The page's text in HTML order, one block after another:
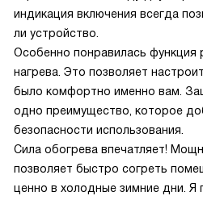
индикация включения всегда
ли устройство.
Особенно понравилась функция
нагрева. Это позволяет
было комфортно именно вам.
одно преимущество, которое
безопасности использования.
Сила обогрева впечатляет!
позволяет быстро согреть
ценно в холодные зимние дни. Я